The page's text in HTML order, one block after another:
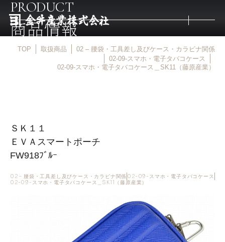
金井産業の強み
マルキン印
PRODUCT
商品情報
TOP 取扱商品
02 – 腰袋・工具差し及びケース・カラビナ関係
02-09-スマホ・電子タバコケース
02-09-スマホ・電子タバコケース＿SK11（藤原産業）
ＳＫ１１
ＥＶＡスマートポーチ
FW918ﾌﾞﾙｰ
02 – 腰袋・工具差し及びケース・カラビナ関係 02-09-スマホ・電子タバコケース
02-09-スマホ・電子タバコケース＿SK11（藤原産業）